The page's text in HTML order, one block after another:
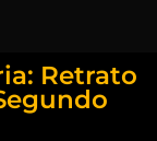
Retrato